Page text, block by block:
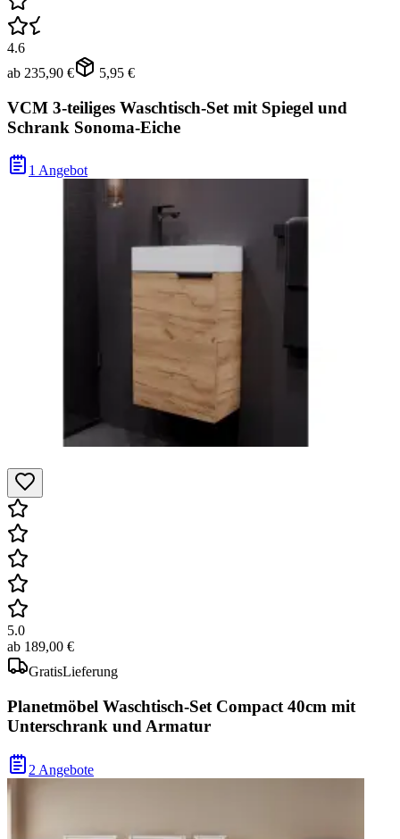
4.6
ab 235,90 € 5,95 €
VCM 3-teiliges Waschtisch-Set mit Spiegel und
Schrank Sonoma-Eiche
1 Angebot
5.0
ab 189,00 €
GratisLieferung
Planetmöbel Waschtisch-Set Compact 40cm mit
Unterschrank und Armatur
2 Angebote